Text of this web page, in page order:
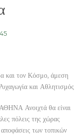
και τον Κόσμο, άμεση
και Αθλητισμός
Ανοιχτά θα είναι
πόλεις της χώρας
των τοπικών